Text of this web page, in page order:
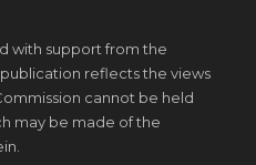
with support from the
reflects the views
cannot be held
may be made of the